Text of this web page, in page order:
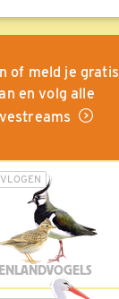
of meld je gratis
en volg alle